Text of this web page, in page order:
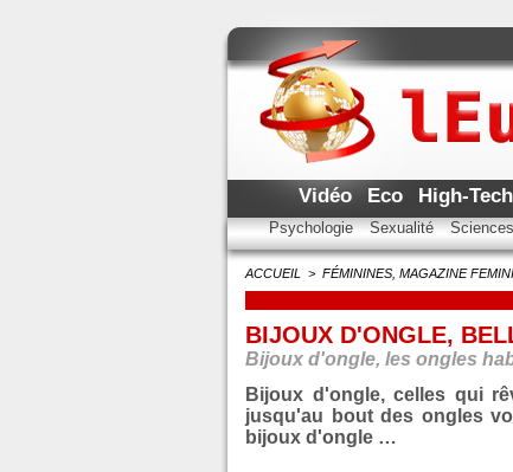
Vidéo Eco High-Tech
Psychologie Sexualité
ACCUEIL > FÉMININES, MAGAZINE
BIJOUX D'ONGLE,
Bijoux d'ongle, les ongles
Bijoux d'ongle, celles qui
jusqu'au bout des ongles
bijoux d'ongle …